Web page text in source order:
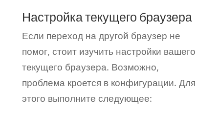
Настройка текущего браузера
Если переход на другой браузер не
помог, стоит изучить настройки вашего
текущего браузера. Возможно,
проблема кроется в конфигурации. Для
этого выполните следующее: